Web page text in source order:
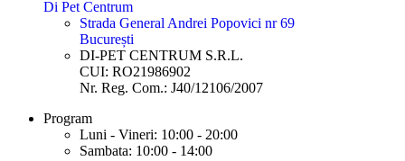
Di Pet Centrum
Strada General Andrei Popovici nr 69
București
DI-PET CENTRUM S.R.L.
CUI: RO21986902
Nr. Reg. Com.: J40/12106/2007
Program
Luni - Vineri: 10:00 - 20:00
Sambata: 10:00 - 14:00